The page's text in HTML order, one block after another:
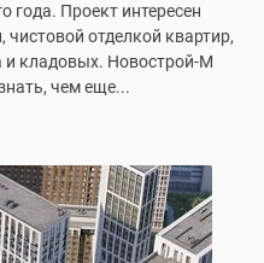
года. Проект интересен
отделкой квартир,
и кладовых. Новострой-М
чем еще...